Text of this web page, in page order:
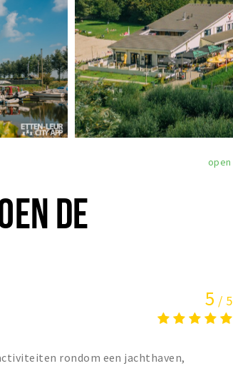
open
DE
5 / 5
rondom een jachthaven,